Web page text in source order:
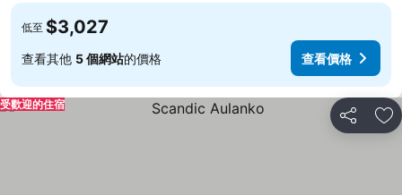
低至 $3,027
查看其他 5 個網站的價格 查看價格
分享 加
受歡迎的住宿